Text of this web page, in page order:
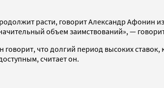
расти, говорит Александр
объем заимствований», —
что долгий период высоких
считает он.